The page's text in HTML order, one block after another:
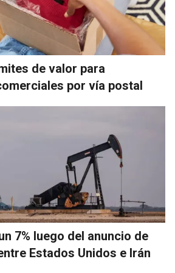
de valor para
por vía postal
7% luego del anuncio de
Estados Unidos e Irán